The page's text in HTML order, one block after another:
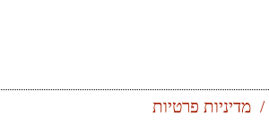
מדיניות פרטיות